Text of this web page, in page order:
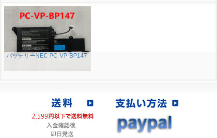
バッテリーNEC PC-VP-BP147